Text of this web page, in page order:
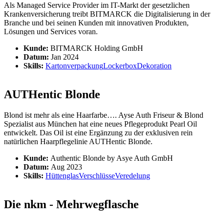
Als Managed Service Provider im IT-Markt der gesetzlichen
Krankenversicherung treibt BITMARCK die Digitalisierung in der
Branche und bei seinen Kunden mit innovativen Produkten,
Lösungen und Services voran.
Kunde: BITMARCK Holding GmbH
Datum: Jan 2024
Skills: KartonverpackungLockerboxDekoration
AUTHentic Blonde
Blond ist mehr als eine Haarfarbe…. Ayse Auth Friseur & Blond
Spezialist aus München hat eine neues Pflegeprodukt Pearl Oil
entwickelt. Das Oil ist eine Ergänzung zu der exklusiven rein
natürlichen Haarpflegelinie AUTHentic Blonde.
Kunde: Authentic Blonde by Asye Auth GmbH
Datum: Aug 2023
Skills: HüttenglasVerschlüsseVeredelung
Die nkm - Mehrwegflasche